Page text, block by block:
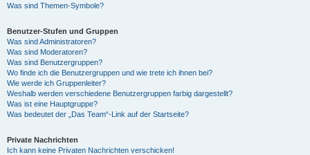
Was sind Themen-Symbole?
Benutzer-Stufen und Gruppen
Was sind Administratoren?
Was sind Moderatoren?
Was sind Benutzergruppen?
Wo finde ich die Benutzergruppen und wie trete ich ihnen bei?
Wie werde ich Gruppenleiter?
Weshalb werden verschiedene Benutzergruppen farbig dargestellt?
Was ist eine Hauptgruppe?
Was bedeutet der „Das Team“-Link auf der Startseite?
Private Nachrichten
Ich kann keine Privaten Nachrichten verschicken!